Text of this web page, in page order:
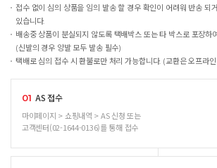
접수 없이 심의 상품을 임의 발송 할 경우 확인이 어려워 반송 되
있습니다.
배송중 상품이 분실되지 않도록 택배박스 또는 타 박스로 포장하
(신발의 경우 양발 모두 발송 필수)
택배로 심의 접수 시 환불로만 처리 가능합니다. (교환은 오프라
01 AS 접수
마이페이지 > 쇼핑내역 > AS 신청 또는
고객센터(02-1644-0136)를 통해 접수